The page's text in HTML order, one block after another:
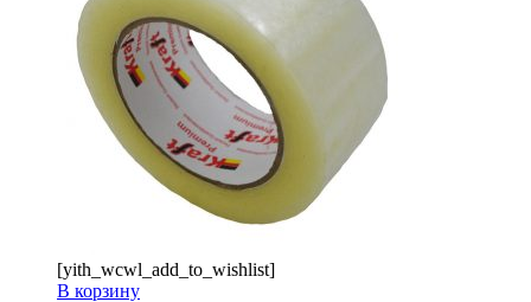
[yith_wcwl_add_to_wishlist]
В корзину